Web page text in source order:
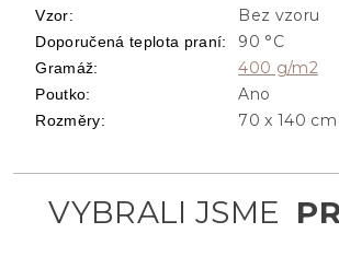
Vzor: Bez vzoru
Doporučená teplota praní: 90 °C
Gramáž: 400 g/m2
Poutko: Ano
Rozměry: 70 x 140 cm